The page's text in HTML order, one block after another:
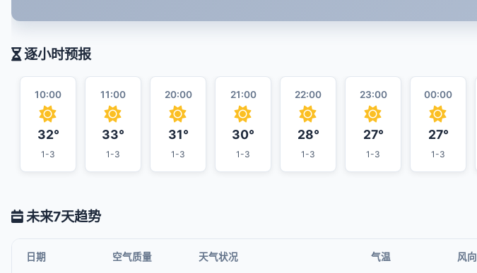
逐小时预报
10:00
32°
1-3
11:00
33°
1-3
20:00
31°
1-3
21:00
30°
1-3
22:00
28°
1-3
23:00
27°
1-3
00:00
27°
1-3
未来7天趋势
日期 空气质量 天气状况 气温 风向